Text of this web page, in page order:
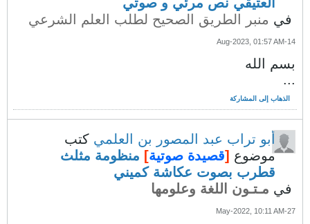
في منبر الطريق الصحيح لطلب العلم الشرعي
14-Aug-2023, 01:57 AM
بسم الله
...
الذهاب إلى المشاركة
أبو تراب عبد المصور بن العلمي كتب
موضوع [قصيدة صوتية] منظومة مثلث
قطرب بصوت عكاشة كميني
في مـتـون اللغة وعلومها
27-May-2022, 10:11 AM